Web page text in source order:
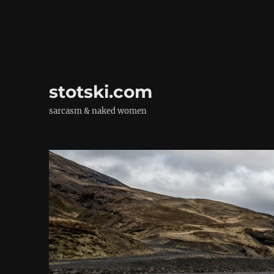
stotski.com
sarcasm & naked women